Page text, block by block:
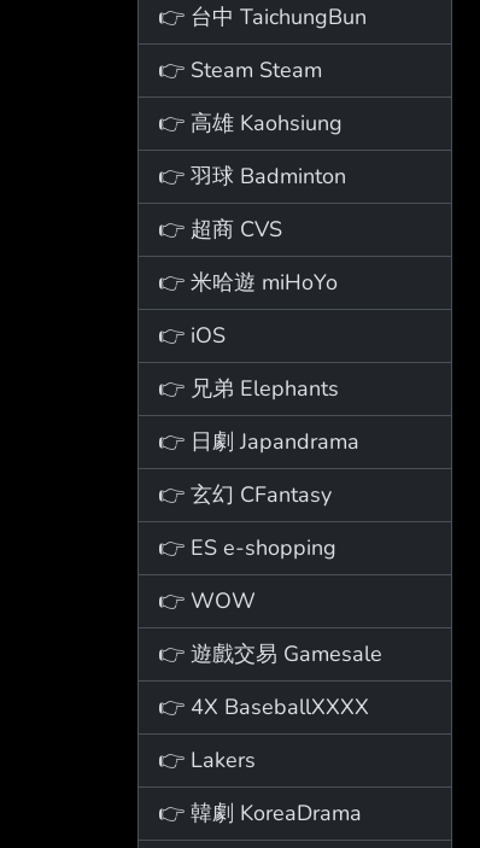
👉 台中 TaichungBun
👉 Steam Steam
👉 高雄 Kaohsiung
👉 羽球 Badminton
👉 超商 CVS
👉 米哈遊 miHoYo
👉 iOS
👉 兄弟 Elephants
👉 日劇 Japandrama
👉 玄幻 CFantasy
👉 ES e-shopping
👉 WOW
👉 遊戲交易 Gamesale
👉 4X BaseballXXXX
👉 Lakers
👉 韓劇 KoreaDrama